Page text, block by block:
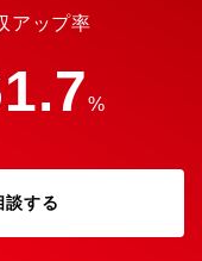
ティの強化が直近の
アップ率
%
談する